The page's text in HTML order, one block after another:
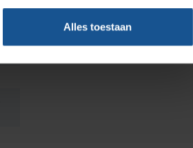
Alles toestaan
Vacatures